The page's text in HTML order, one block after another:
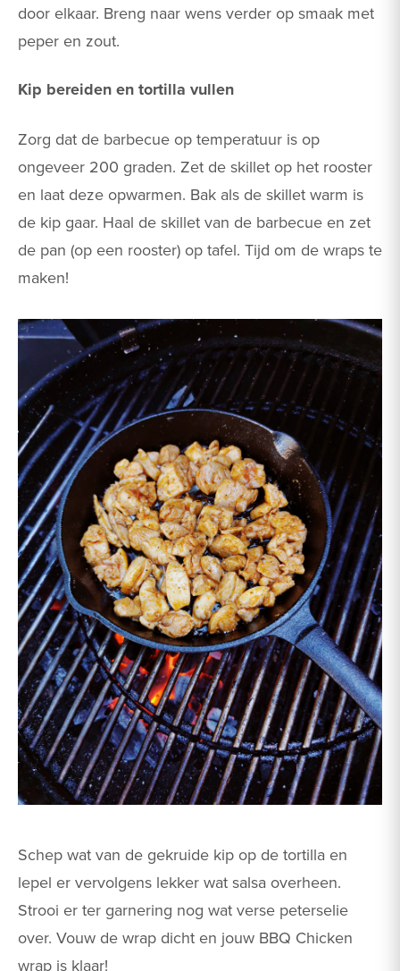
door elkaar. Breng naar wens verder op smaak met
peper en zout.
Kip bereiden en tortilla vullen
Zorg dat de barbecue op temperatuur is op
ongeveer 200 graden. Zet de skillet op het rooster
en laat deze opwarmen. Bak als de skillet warm is
de kip gaar. Haal de skillet van de barbecue en zet
de pan (op een rooster) op tafel. Tijd om de wraps te
maken!
Schep wat van de gekruide kip op de tortilla en
lepel er vervolgens lekker wat salsa overheen.
Strooi er ter garnering nog wat verse peterselie
over. Vouw de wrap dicht en jouw BBQ Chicken
wrap is klaar!